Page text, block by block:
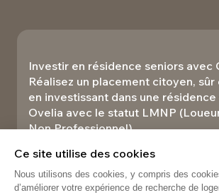
Ce site utilise des cookies
Nous utilisons des cookies, y compris des
d’améliorer votre expérience de recherche de
Investir en résidence seniors avec
Réalisez un placement citoyen,
en investissant dans une
Ovelia avec le statut LMNP
Non Professionnel).​